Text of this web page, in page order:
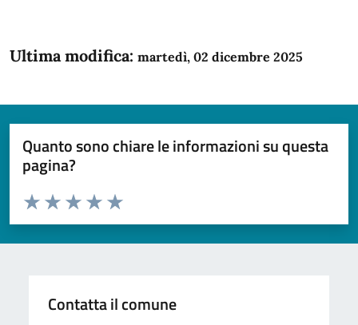
Ultima modifica: martedì, 02 dicembre 2025
Quanto sono chiare le informazioni su questa
pagina?
Domanda
Valuta da 1 a 5 stelle la pagina
Valuta 5 stelle su 5
Valuta 4 stelle su 5
Valuta 3 stelle su 5
Valuta 2 stelle su 5
Valuta 1 stelle su 5
Contatta il comune